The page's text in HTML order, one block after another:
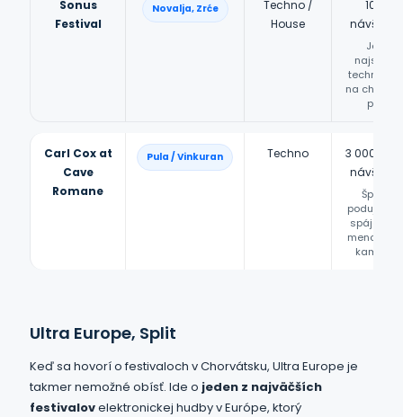
Sonus
Festival
Novalja, Zrće
Techno /
House
10
Jedna
techno
na
Carl Cox at
Cave
Romane
Pula / Vinkuran Techno
3 000 – 5
podujatie,
spája
meno a
Ultra Europe, Split
Keď sa hovorí o festivaloch v Chorvátsku, Ultra Europe je
takmer nemožné obísť. Ide o jeden z najväčších
festivalovelektronickej hudby v Európe, ktorý